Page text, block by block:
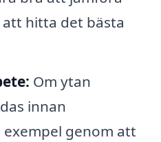
hitta det bästa
Om ytan
innan
genom att